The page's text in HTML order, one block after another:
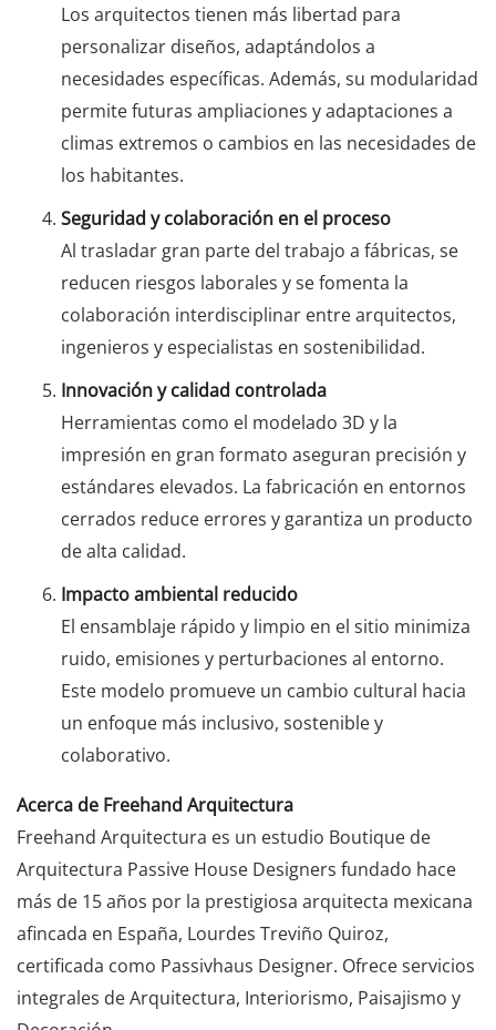
Los arquitectos tienen más libertad para
personalizar diseños, adaptándolos a
necesidades específicas. Además, su modularidad
permite futuras ampliaciones y adaptaciones a
climas extremos o cambios en las necesidades de
los habitantes.
Seguridad y colaboración en el proceso
Al trasladar gran parte del trabajo a fábricas, se
reducen riesgos laborales y se fomenta la
colaboración interdisciplinar entre arquitectos,
ingenieros y especialistas en sostenibilidad.
Innovación y calidad controlada
Herramientas como el modelado 3D y la
impresión en gran formato aseguran precisión y
estándares elevados. La fabricación en entornos
cerrados reduce errores y garantiza un producto
de alta calidad.
Impacto ambiental reducido
El ensamblaje rápido y limpio en el sitio minimiza
ruido, emisiones y perturbaciones al entorno.
Este modelo promueve un cambio cultural hacia
un enfoque más inclusivo, sostenible y
colaborativo.
Acerca de Freehand Arquitectura
Freehand Arquitectura es un estudio Boutique de
Arquitectura Passive House Designers fundado hace
más de 15 años por la prestigiosa arquitecta mexicana
afincada en España, Lourdes Treviño Quiroz,
certificada como Passivhaus Designer. Ofrece servicios
integrales de Arquitectura, Interiorismo, Paisajismo y